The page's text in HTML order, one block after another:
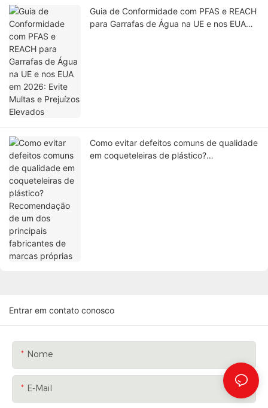
Guia de Conformidade com PFAS e REACH
para Garrafas de Água na UE e nos EUA
Como evitar defeitos comuns de qualidade
em coqueteleiras de plástico?
Entrar em contato conosco
Nome
E-Mail